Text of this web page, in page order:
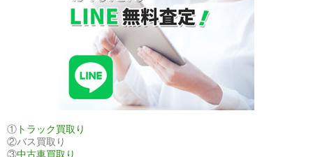
デ
ィ
ー
ン
輸
出
① トラック買取り
②バス買取り
③中古車買取り